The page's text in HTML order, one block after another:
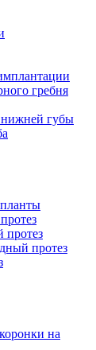
гребня
нижней губы
протез
протез
на